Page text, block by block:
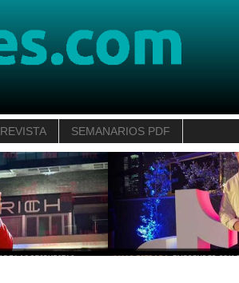
REVISTA SEMANARIOS PDF